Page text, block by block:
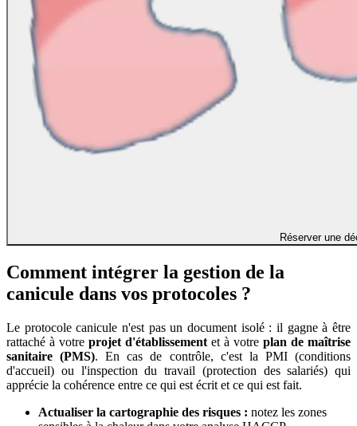
Réserver une
Comment intégrer la gestion de la
canicule dans vos protocoles ?
Le protocole canicule n'est pas un document isolé : il gagne à être
rattaché à votre projet d'établissement et à votre plan de maîtrise
sanitaire (PMS). En cas de contrôle, c'est la PMI (conditions
d'accueil) ou l'inspection du travail (protection des salariés) qui
apprécie la cohérence entre ce qui est écrit et ce qui est fait.
Actualiser la cartographie des risques : notez les zones